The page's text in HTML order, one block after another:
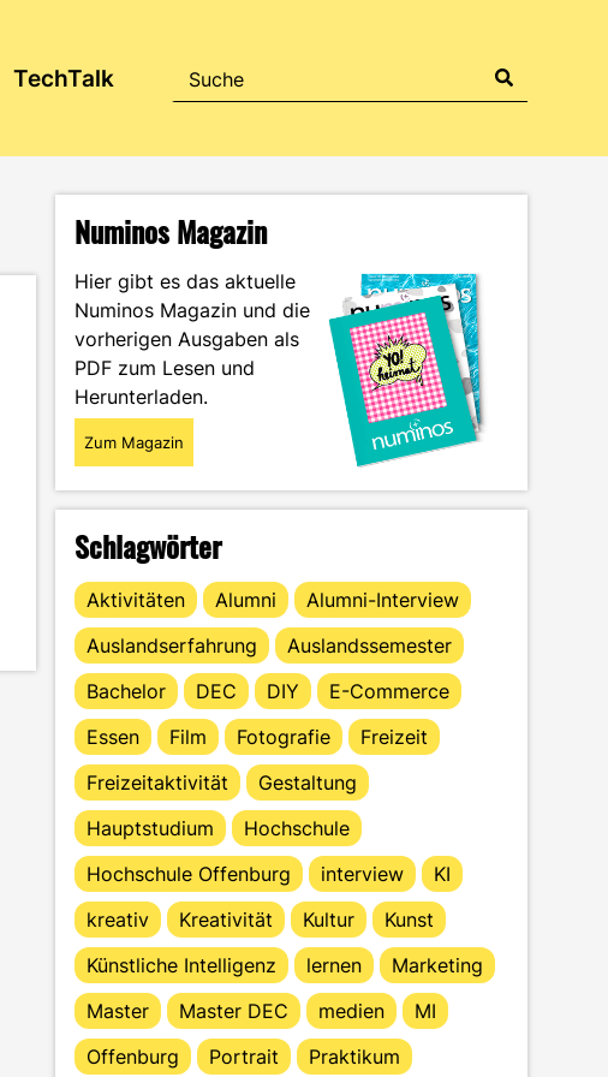
TechTalk
Numinos Magazin
Hier gibt es das aktuelle
Numinos Magazin und die
vorherigen Ausgaben als
PDF zum Lesen und
Herunterladen.
Zum Magazin
Schlagwörter
Aktivitäten Alumni
Alumni-Interview
Auslandserfahrung
Auslandssemester
Bachelor
DEC DIY
E-Commerce
Essen
Film Fotografie
Freizeit
Freizeitaktivität
Gestaltung
Hauptstudium
Hochschule
Hochschule Offenburg
interview
KI
kreativ
Kreativität Kultur
Kunst
Künstliche Intelligenz
lernen
Marketing
Master
Master DEC medien
MI
Offenburg
Portrait
Praktikum